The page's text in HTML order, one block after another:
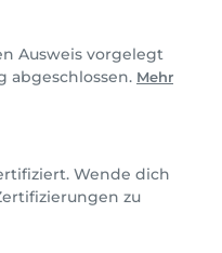
Ausweis vorgelegt
abgeschlossen. Mehr
Wende dich
zu